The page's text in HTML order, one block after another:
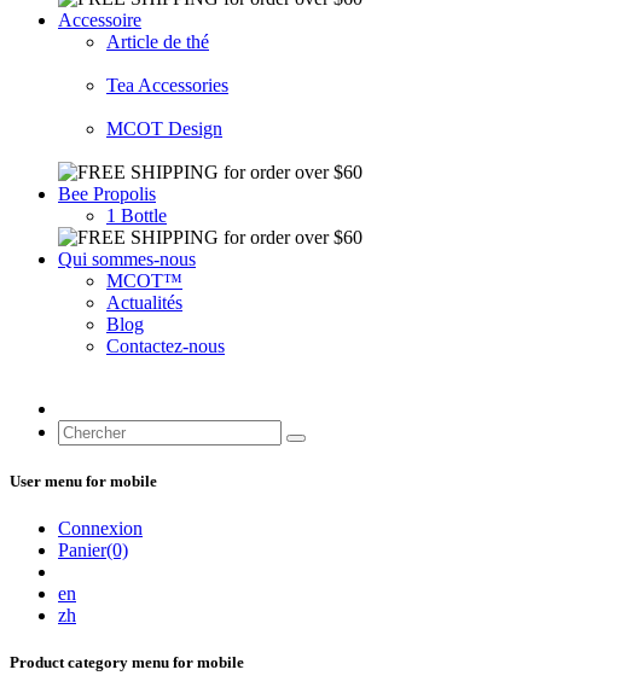
Accessoire
Article de thé
Tea Accessories
MCOT Design
Bee Propolis
1 Bottle
Qui sommes-nous
MCOT™
Actualités
Blog
Contactez-nous
User menu for mobile
Connexion
Panier(0)
en
zh
Product category menu for mobile